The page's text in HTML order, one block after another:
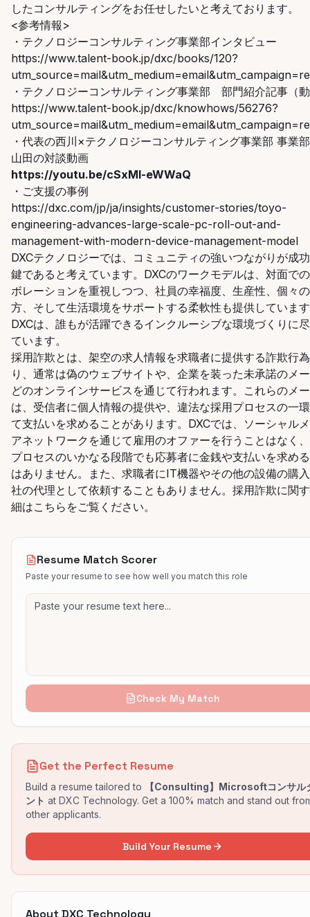
したコンサルティングをお任せしたいと考えております。
​<参考情報>
・テクノロジーコンサルティング事業部インタビュー
https://www.talent-book.jp/dxc/books/120?
・テクノロジーコンサルティング事業部 部門紹介記事（
https://www.talent-book.jp/dxc/knowhows/56276?
・代表の西川×テクノロジーコンサルティング事業部 事業
山田の対談動画
https://youtu.be/cSxMI-eWWaQ
・ご支援の事例
https://dxc.com/jp/ja/insights/customer-stories/toyo-
engineering-advances-large-scale-pc-roll-out-and-
management-with-modern-device-management-model
DXCテクノロジーでは、コミュニティの強いつながりが成
鍵であると考えています。 DXCのワークモデルは、対面で
ボレーションを重視しつつ、社員の幸福度、生産性、個々
方、そして生活環境をサポートする柔軟性も提供していま
DXCは、誰もが活躍できるインクルーシブな環境づくりに
ています。
採用詐欺とは、架空の求人情報を求職者に提供する詐欺行
り、通常は偽のウェブサイトや、企業を装った未承諾のメ
どのオンラインサービスを通じて行われます。これらのメ
は、受信者に個人情報の提供や、違法な採用プロセスの一
て支払いを求めることがあります。DXCでは、ソーシャル
アネットワークを通じて雇用のオファーを行うことはなく
プロセスのいかなる段階でも応募者に金銭や支払いを求め
はありません。また、求職者にIT機器やその他の設備の購
社の代理として依頼することもありません。採用詐欺に関
細はこちら をご覧ください。
Resume Match Scorer
Paste your resume to see how well you match this role
Check My Match
Get the Perfect Resume
Build a resume tailored to
【Consulting】Microsoftコンサル
ント at DXC Technology. Get a 100% match and stand out
other applicants.
Build Your Resume
About DXC Technology